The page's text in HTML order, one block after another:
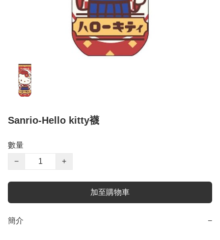
Sanrio-Hello kitty襪
數量
−
+
加至購物車
簡介 −